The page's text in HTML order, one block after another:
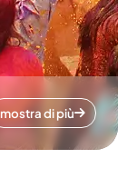
mostra di più